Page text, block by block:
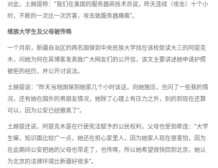
对此，土赫提称：“我们在美国的服务器商技术员说，昨天连续（攻击）十个小
时，不断的一次比一次厉害，攻击致服务器瘫痪”。
维族大学生及父母被传唤
一个月前，新疆自治区的两名国保到中央民族大学找在该校就读大三的阿提克
木，问她为何在其博客发表致广大网友们的公开信，该文主要讲述她申请护照
被拒的经历，并公开讨说法。
土赫提说：“昨天当地国保到她家几个小时谈话，向她施压，也问了一些我的情
况，还有她在国外的男朋友情况，她除了心理上有压力之外，别的到现在还算
可以，因为公安已经撤离了”。
土赫提还说，阿提克木是在行使宪法赋予的公民权利，父母也受到牵连：“大学
生嘛，知识面比较广一点，她还在担心家里人，因为她家人现在很害怕，因为
在此期间公安把她的父母也带走了，也传唤，所以她希望很快回到北京，她认
为北京的法律环境比新疆好很多”。